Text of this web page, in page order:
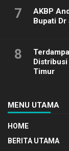
7
AKBP
Bupati
8
Distribusi
Timur
MENU UTAMA
HOME
BERITA UTAMA